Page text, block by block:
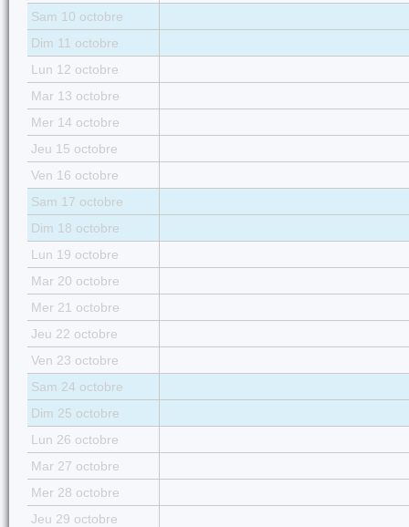
Sam 10 octobre
Dim 11 octobre
Lun 12 octobre
Mar 13 octobre
Mer 14 octobre
Jeu 15 octobre
Ven 16 octobre
Sam 17 octobre
Dim 18 octobre
Lun 19 octobre
Mar 20 octobre
Mer 21 octobre
Jeu 22 octobre
Ven 23 octobre
Sam 24 octobre
Dim 25 octobre
Lun 26 octobre
Mar 27 octobre
Mer 28 octobre
Jeu 29 octobre